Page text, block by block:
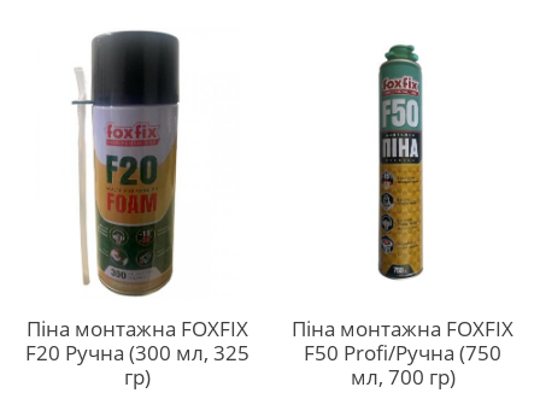
Піна монтажна FOXFIX
F20 Ручна (300 мл, 325
гр)
Піна монтажна FOXFIX
F50 Profi/Ручна (750
мл, 700 гр)